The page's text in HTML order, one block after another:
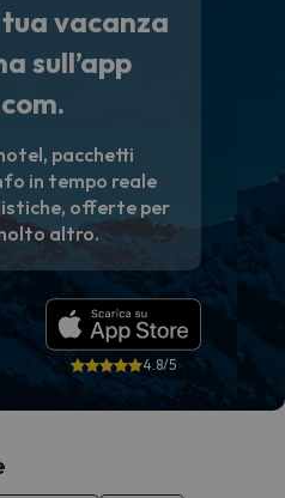
vacanza
sull’app
pacchetti
in tempo reale
offerte per
altro.
4.8/5